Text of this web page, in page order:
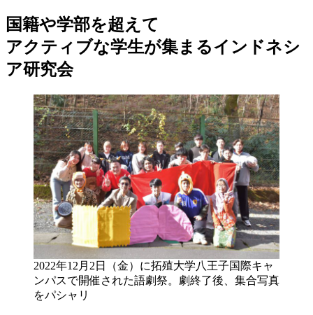
国籍や学部を超えて
アクティブな学生が集まるインドネシ
ア研究会
2022年12月2日（金）に拓殖大学八王子国際キャ
ンパスで開催された語劇祭。劇終了後、集合写真
をパシャリ